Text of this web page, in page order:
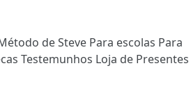
de Steve Para escolas Para
Testemunhos Loja de Presentes